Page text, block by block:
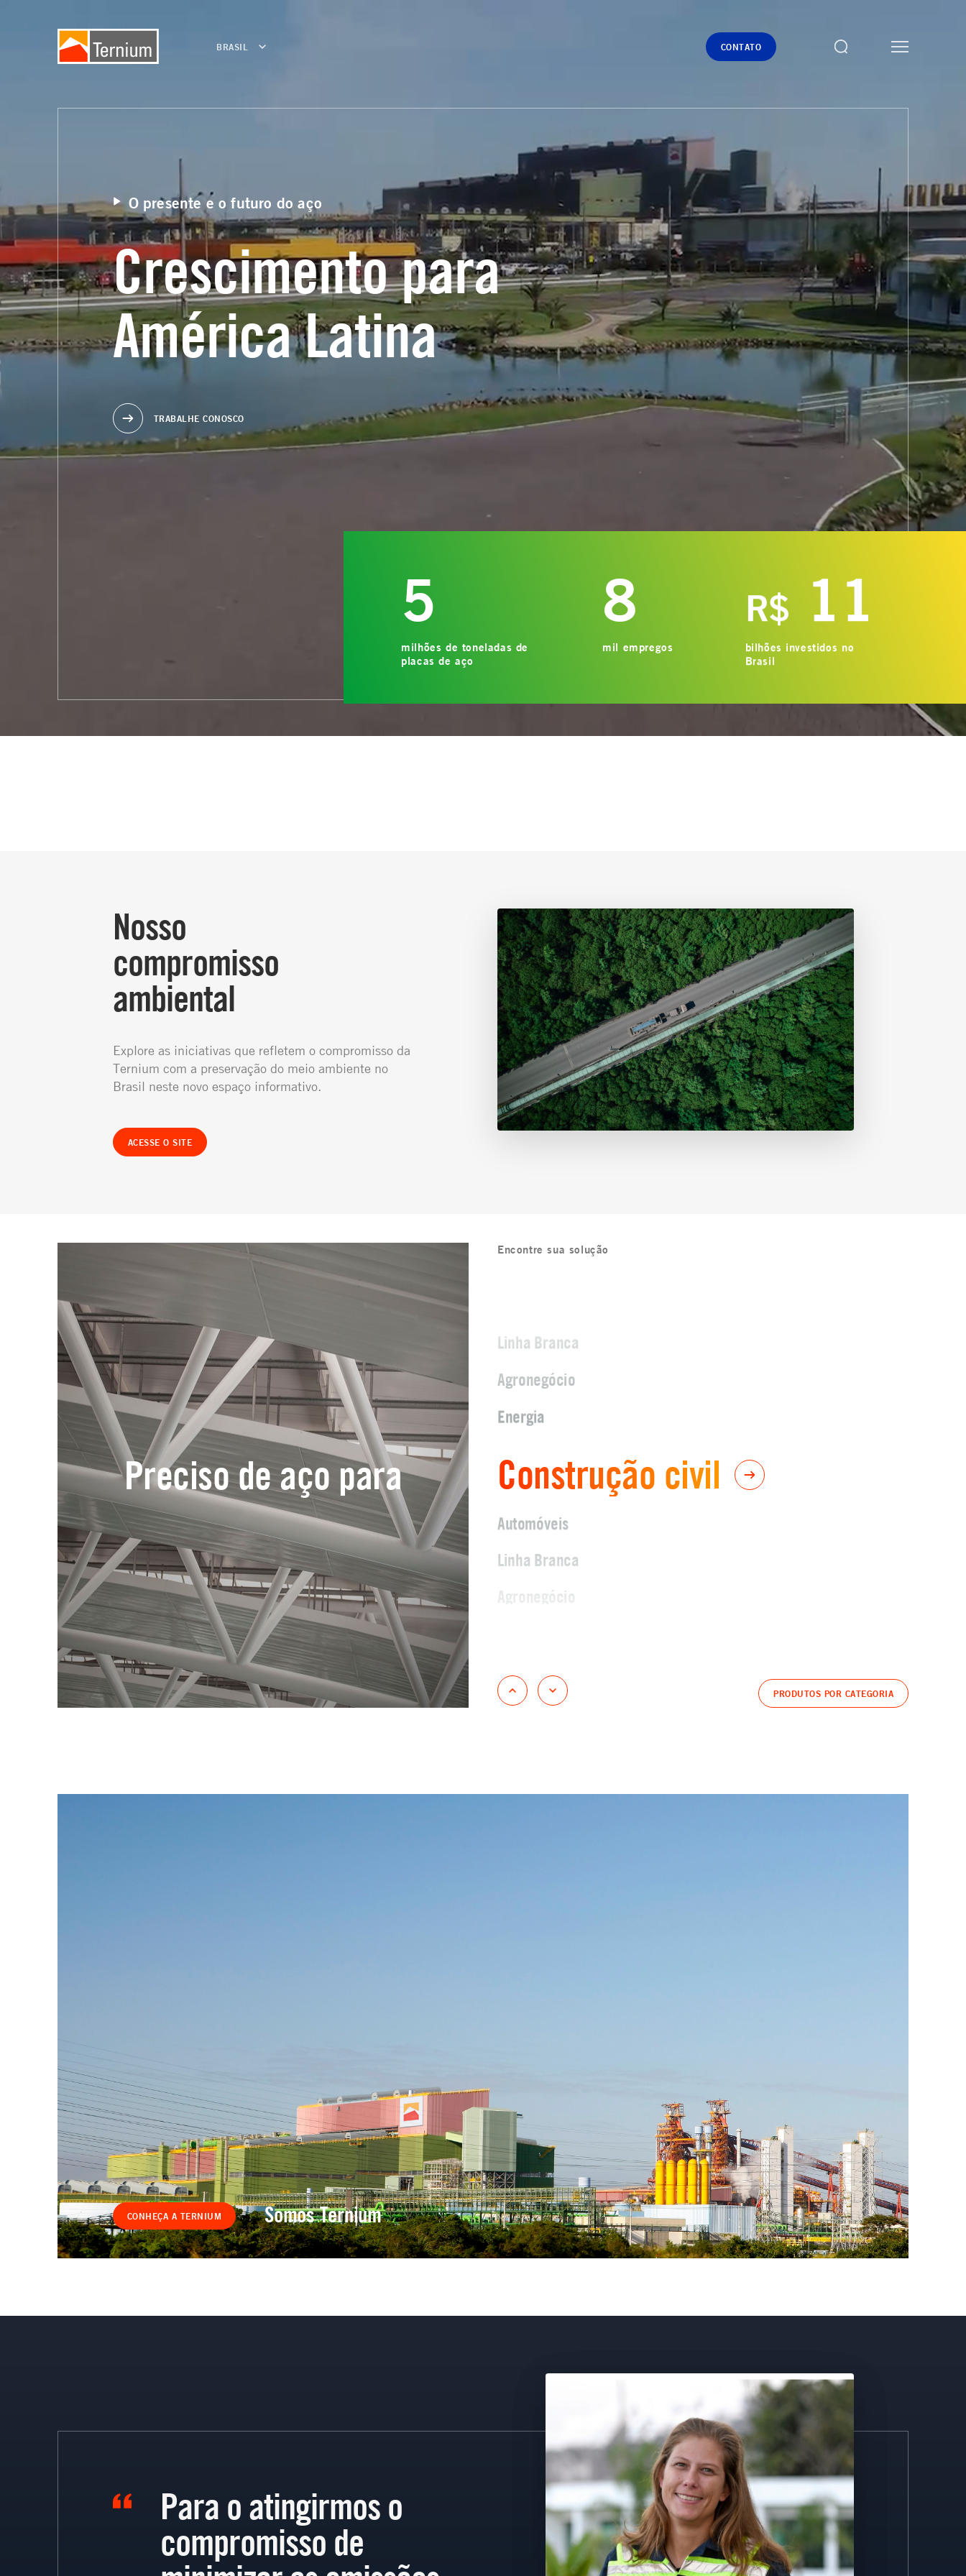
BRASIL CONTATO
O presente e o futuro do aço
Crescimento para
América Latina
TRABALHE CONOSCO
5
milhões de toneladas de
placas de aço
8
mil empregos
R$ 11
bilhões investidos no
Brasil
Nosso
compromisso
ambiental
Explore as iniciativas que refletem o compromisso da
Ternium com a preservação do meio ambiente no
Brasil neste novo espaço informativo.
ACESSE O SITE
Preciso de aço para
Encontre sua solução
Linha Branca
Agronegócio
Energia
Construção civil
Automóveis
Linha Branca
Agronegócio
Energia
PRODUTOS POR CATEGORIA
CONHEÇA A TERNIUM Somos Ternium
Para o atingirmos o
compromisso de